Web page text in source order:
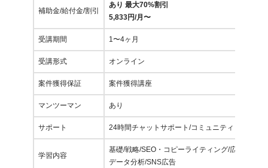
補助金/給付金/割引
あり 最大70%割引
5,833円/月〜
受講期間 1〜4ヶ月
受講形式 オンライン
案件獲得保証 案件獲得講座
マンツーマン あり
サポート 24時間チャットサポート/コミュニティ
学習内容
基礎/戦略/SEO・コピーライティング/広告運用
データ分析/SNS広告